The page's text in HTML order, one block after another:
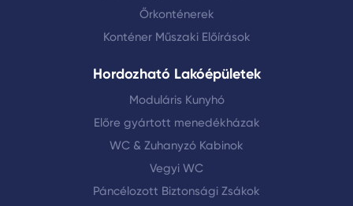
Menedékhely konténerek is népszerűek, mivel
szilárd szerkezettel rendelkeznek és széles
Őrkonténerek
Konténer Műszaki Előírások
Hordozható Lakóépületek
Moduláris Kunyhó
Előre gyártott menedékházak
WC & Zuhanyzó Kabinok
Vegyi WC
Páncélozott Biztonsági Zsákok